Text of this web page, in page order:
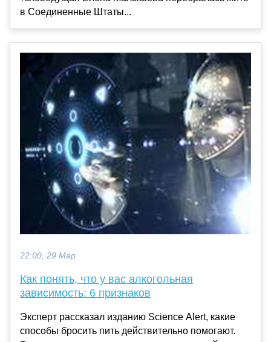
в Соединенные Штаты...
22:00, 29 Мар
Как понять, что у вас алкогольная
зависимость: 6 признаков
Эксперт рассказал изданию Science Alert, какие
способы бросить пить действительно помогают.